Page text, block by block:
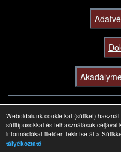
Weboldalunk cookie-kat (sütiket)
sütitípusokkal és felhasználásuk céljával
információkat illetően tekintse át a
tályékoztató